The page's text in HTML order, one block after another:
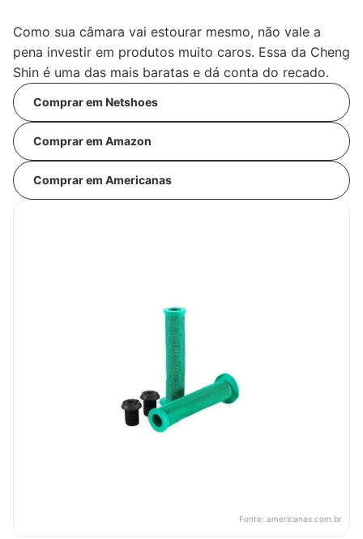
Como sua câmara vai estourar mesmo, não vale a
pena investir em produtos muito caros. Essa da Cheng
Shin é uma das mais baratas e dá conta do recado.
Comprar em Netshoes
Comprar em Amazon
Comprar em Americanas
Fonte: americanas.com.br